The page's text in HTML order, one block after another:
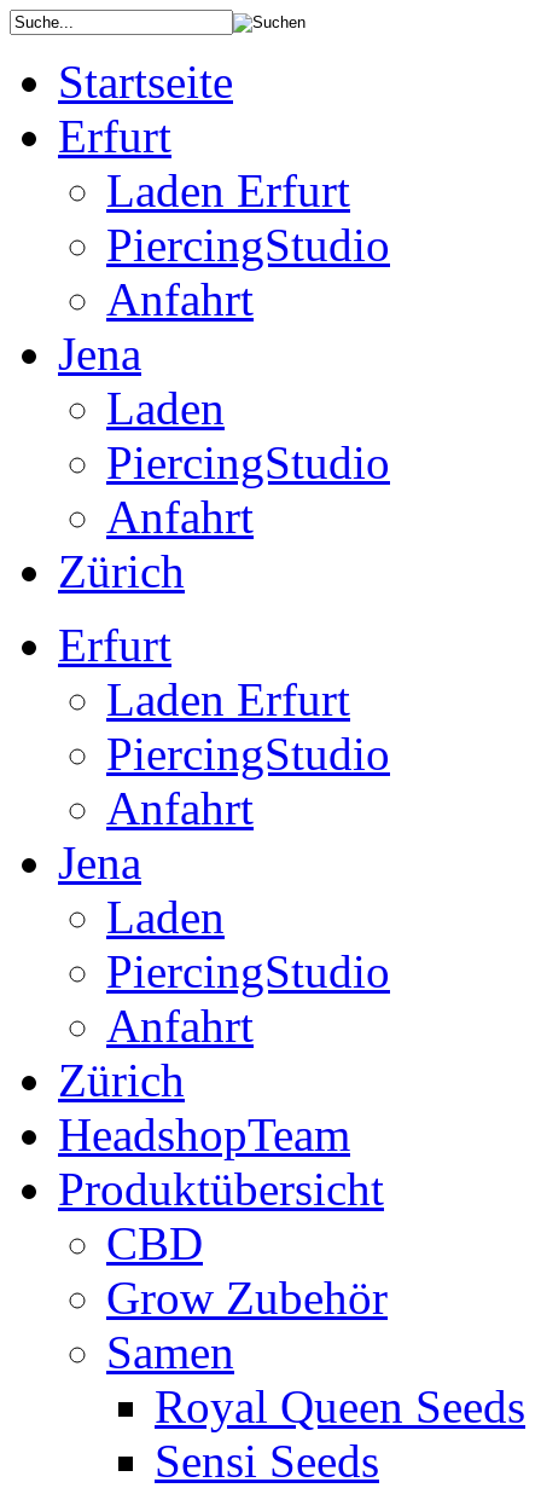
Startseite
Erfurt
Laden Erfurt
PiercingStudio
Anfahrt
Jena
Laden
PiercingStudio
Anfahrt
Zürich
Erfurt
Laden Erfurt
PiercingStudio
Anfahrt
Jena
Laden
PiercingStudio
Anfahrt
Zürich
HeadshopTeam
Produktübersicht
CBD
Grow Zubehör
Samen
Royal Queen Seeds
Sensi Seeds